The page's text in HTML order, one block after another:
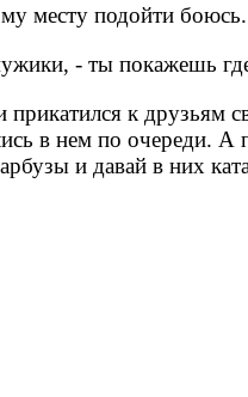
месту подойти боюсь.
- ты покажешь
к друзьям
в нем по очереди. А
и давай в них